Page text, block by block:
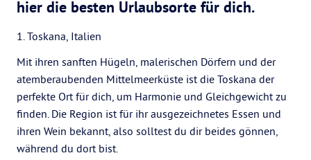
hier die besten Urlaubsorte für dich.
1. Toskana, Italien
Mit ihren sanften Hügeln, malerischen Dörfern und der
atemberaubenden Mittelmeerküste ist die Toskana der
perfekte Ort für dich, um Harmonie und Gleichgewicht zu
finden. Die Region ist für ihr ausgezeichnetes Essen und
ihren Wein bekannt, also solltest du dir beides gönnen,
während du dort bist.